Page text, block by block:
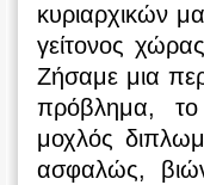
κυριαρχικών
γείτονος
Ζήσαμε μια
πρόβλημα,
μοχλός
ασφαλώς,